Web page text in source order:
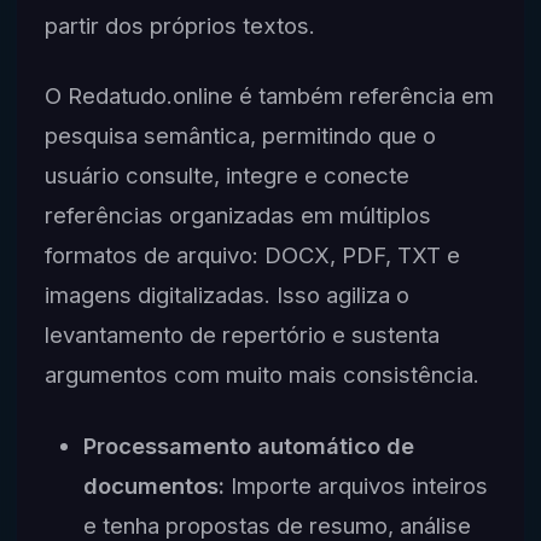
partir dos próprios textos.
O Redatudo.online é também referência em
pesquisa semântica, permitindo que o
usuário consulte, integre e conecte
referências organizadas em múltiplos
formatos de arquivo: DOCX, PDF, TXT e
imagens digitalizadas. Isso agiliza o
levantamento de repertório e sustenta
argumentos com muito mais consistência.
Processamento automático de
documentos: Importe arquivos inteiros
e tenha propostas de resumo, análise